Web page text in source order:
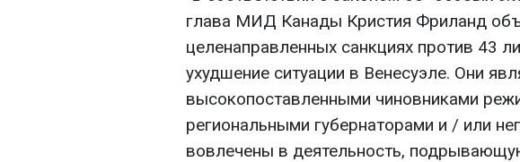
глава МИД Канады Кристия Фриланд
целенаправленных санкциях против 43
ухудшение ситуации в Венесуэле. Они
высокопоставленными чиновниками
региональными губернаторами и / или
вовлечены в деятельность,